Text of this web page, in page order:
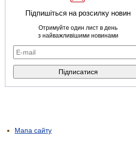
Підпишіться на розсилку новин
Отримуйте один лист в день
з найважливішими новинами
Мапа сайту